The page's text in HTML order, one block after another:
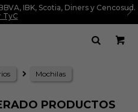
IBK, Scotia, Diners y Cencosud.
TyC
Mochilas
PRODUCTOS